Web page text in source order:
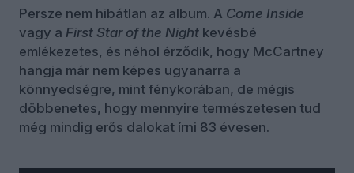
Persze nem hibátlan az album. A Come Inside
vagy a First Star of the Night kevésbé
emlékezetes, és néhol érződik, hogy McCartney
hangja már nem képes ugyanarra a
könnyedségre, mint fénykorában, de mégis
döbbenetes, hogy mennyire természetesen tud
még mindig erős dalokat írni 83 évesen.